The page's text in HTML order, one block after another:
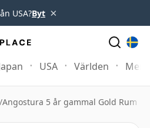
USA?Byt ×
USA Världen Mer
/Angostura 5 år gammal Gold Rum